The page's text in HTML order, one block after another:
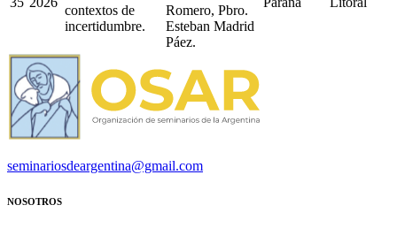
contextos de
incertidumbre.
Romero, Pbro.
Esteban Madrid
Páez.
seminariosdeargentina@gmail.com
NOSOTROS